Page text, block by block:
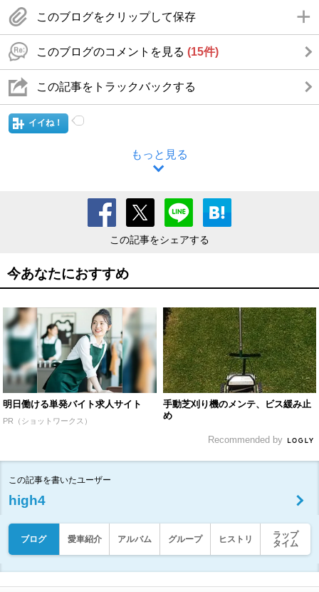
このブログをクリップして保存
このブログのコメントを見る (15件)
この記事をトラックバックする
イイね！
もっと見る
この記事をシェアする
今あなたにおすすめ
明日働ける単発バイト求人サイト
PR（ショットワークス）
手動芝刈り機のメンテ、ビス緩み止
め
Recommended by
この記事を書いたユーザー
high4
ブログ 愛車紹介 アルバム グループ ヒストリ
ラップ
タイム